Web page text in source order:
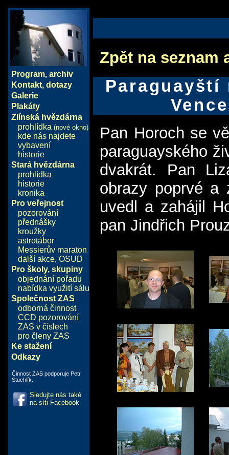
Program, archiv
Kontakt, dotazy
Galerie
Plakáty
Zlínská hvězdárna
prohlídka (nové okno)
kde nás najdete
vybavení
historie
Stará hvězdárna
prohlídka
historie
kronika
Pro veřejnost
pozorování
přednášky
kroužky
astrotábor
Messierův maraton
další akce, OSUD
Pro školy, skupiny
objednání pořadu
nabídka využití sálu
Společnost ZAS
odborná činnost
CCD pozorování
ZAS v číslech
pro členy ZAS
Ke stažení
Odkazy
Činnost ZAS podporuje Petr
Stuchlík.
Sledujte nás také
na síti Facebook
Zpět na seznam
Pan Horoch se
paraguayského
dvakrát. Pan
obrazy poprvé a
uvedl a zahájil
pan Jindřich